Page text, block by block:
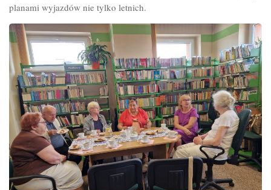
planami wyjazdów nie tylko letnich.